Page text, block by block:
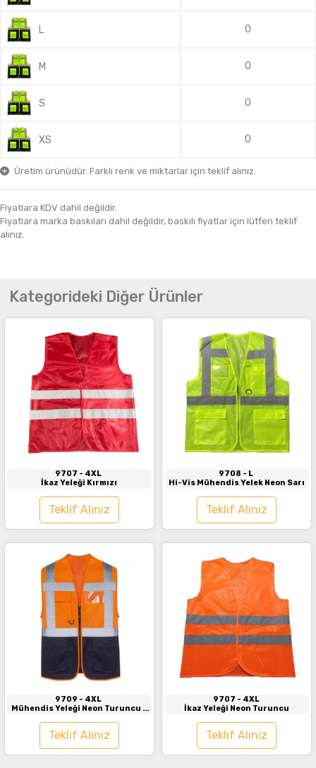
L 0
M 0
S 0
XS 0
Üretim ürünüdür. Farklı renk ve miktarlar için teklif alınız.
Fiyatlara KDV dahil değildir.
Fiyatlara marka baskıları dahil değildir, baskılı fiyatlar için lütfen teklif
alınız.
Kategorideki Diğer Ürünler
İncele
9707 - 4XL
İkaz Yeleği Kırmızı
Teklif Alınız
İncele
9708 - L
Hi-Vis Mühendis Yelek Neon Sarı
Teklif Alınız
İncele
9709 - 4XL
Mühendis Yeleği Neon Turuncu -
Lacivert
Teklif Alınız
İncele
9707 - 4XL
İkaz Yeleği Neon Turuncu
Teklif Alınız